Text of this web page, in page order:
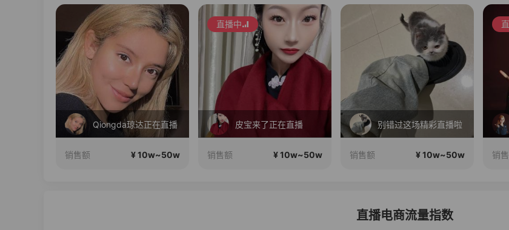
琼达正在直播
¥ 10w~50w
直播中
皮宝来了正在直播
¥ 10w~50w
别错过这场精彩直播啦
¥ 10w~50w
直播中
成都05夜场Mc
¥ 10w~50w
直播电商流量指数